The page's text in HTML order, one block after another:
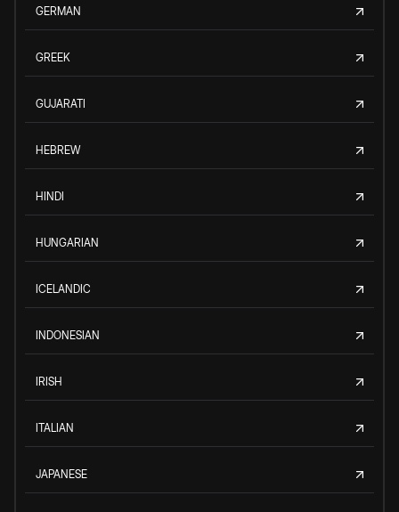
GERMAN
GREEK
GUJARATI
HEBREW
HINDI
HUNGARIAN
ICELANDIC
INDONESIAN
IRISH
ITALIAN
JAPANESE